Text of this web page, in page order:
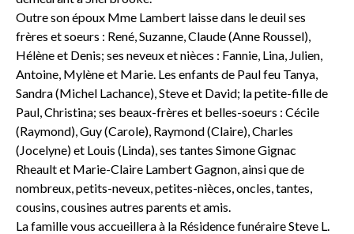
Outre son époux Mme Lambert laisse dans le deuil ses
frères et soeurs : René, Suzanne, Claude (Anne Roussel),
Hélène et Denis; ses neveux et nièces : Fannie, Lina, Julien,
Antoine, Mylène et Marie. Les enfants de Paul feu Tanya,
Sandra (Michel Lachance), Steve et David; la petite-fille de
Paul, Christina; ses beaux-frères et belles-soeurs : Cécile
(Raymond), Guy (Carole), Raymond (Claire), Charles
(Jocelyne) et Louis (Linda), ses tantes Simone Gignac
Rheault et Marie-Claire Lambert Gagnon, ainsi que de
nombreux, petits-neveux, petites-nièces, oncles, tantes,
cousins, cousines autres parents et amis.
La famille vous accueillera à la Résidence funéraire Steve L.